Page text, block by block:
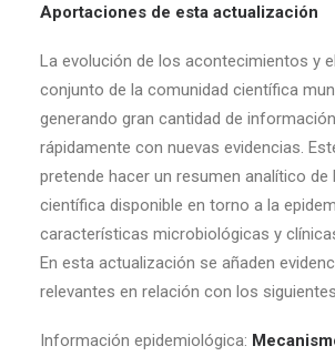
Aportaciones de esta actualización
La evolución de los acontecimientos y
conjunto de la comunidad científica
generando gran cantidad de
rápidamente con nuevas evidencias.
pretende hacer un resumen analítico de
científica disponible en torno a la
características microbiológicas y
En esta actualización se añaden
relevantes en relación con los
Información epidemiológica: